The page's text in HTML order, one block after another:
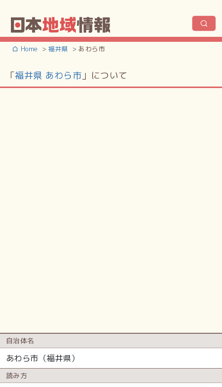
Home 福井県 あわら市
「福井県 あわら市 」について
自治体名
あわら市（福井県）
読み方